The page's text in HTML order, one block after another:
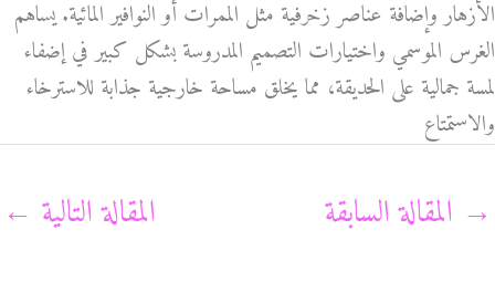
الأزهار وإضافة عناصر زخرفية مثل الممرات أو النوافير المائية. يساهم
الغرس الموسمي واختيارات التصميم المدروسة بشكل كبير في إضفاء
لمسة جمالية على الحديقة، مما يخلق مساحة خارجية جذابة للاسترخاء
والاستمتاع
→ المقالة السابقة المقالة التالية ←